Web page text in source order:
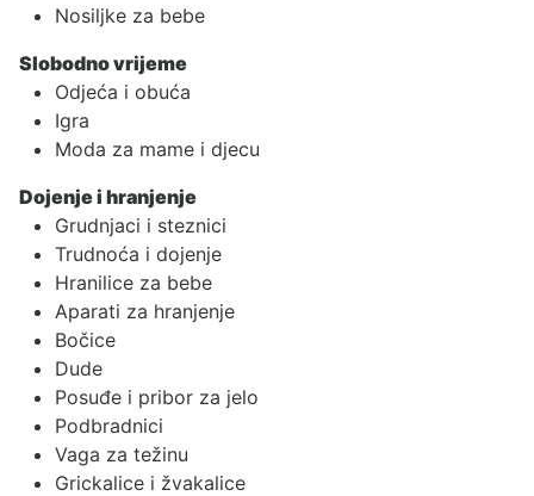
Nosiljke za bebe
Slobodno vrijeme
Odjeća i obuća
Igra
Moda za mame i djecu
Dojenje i hranjenje
Grudnjaci i steznici
Trudnoća i dojenje
Hranilice za bebe
Aparati za hranjenje
Bočice
Dude
Posuđe i pribor za jelo
Podbradnici
Vaga za težinu
Grickalice i žvakalice